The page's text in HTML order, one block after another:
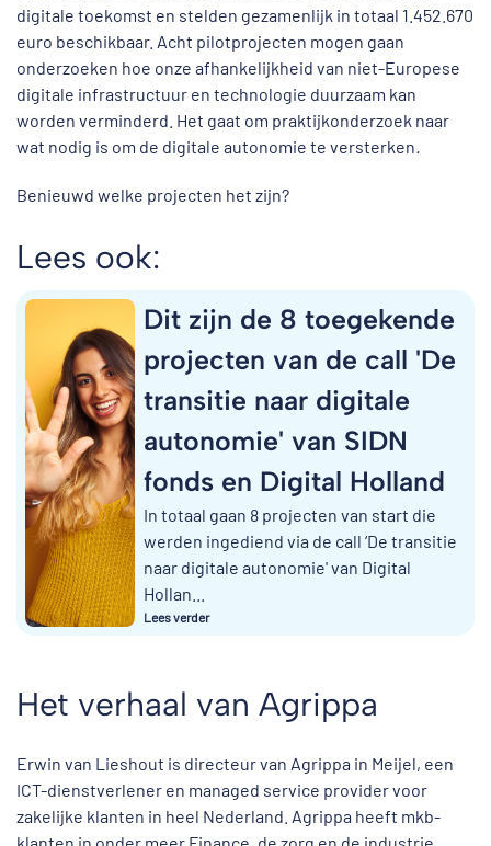
digitale toekomst en stelden gezamenlijk in totaal 1.452.670
euro beschikbaar. Acht pilotprojecten mogen gaan
onderzoeken hoe onze afhankelijkheid van niet-Europese
digitale infrastructuur en technologie duurzaam kan
worden verminderd. Het gaat om praktijkonderzoek naar
wat nodig is om de digitale autonomie te versterken.
Benieuwd welke projecten het zijn?
Lees ook:
Dit zijn de 8 toegekende
projecten van de call 'De
transitie naar digitale
autonomie' van SIDN
fonds en Digital Holland
In totaal gaan 8 projecten van start die
werden ingediend via de call ‘De transitie
naar digitale autonomie' van Digital
Hollan...
Lees verder
Het verhaal van Agrippa
Erwin van Lieshout is directeur van Agrippa in Meijel, een
ICT-dienstverlener en managed service provider voor
zakelijke klanten in heel Nederland. Agrippa heeft mkb-